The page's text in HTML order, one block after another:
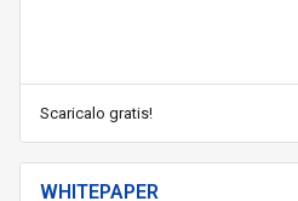
Scaricalo gratis!
WHITEPAPER